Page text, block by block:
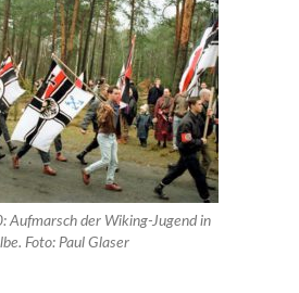
Aufmarsch der Wiking-Jugend in
Foto: Paul Glaser